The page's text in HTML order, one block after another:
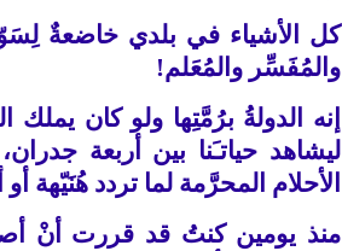
كل الأشياء في بلدي خاضعةٌ
والمُفَسِّر والمُعَلم!
إنه الدولةُ برُمَّتِها ولو كان
ليشاهد حياتـَنا بين أربعة
الأحلام المحرَّمة لما تردد هُنَيّهة
منذ يومين كنتُ قد قررت أنْ